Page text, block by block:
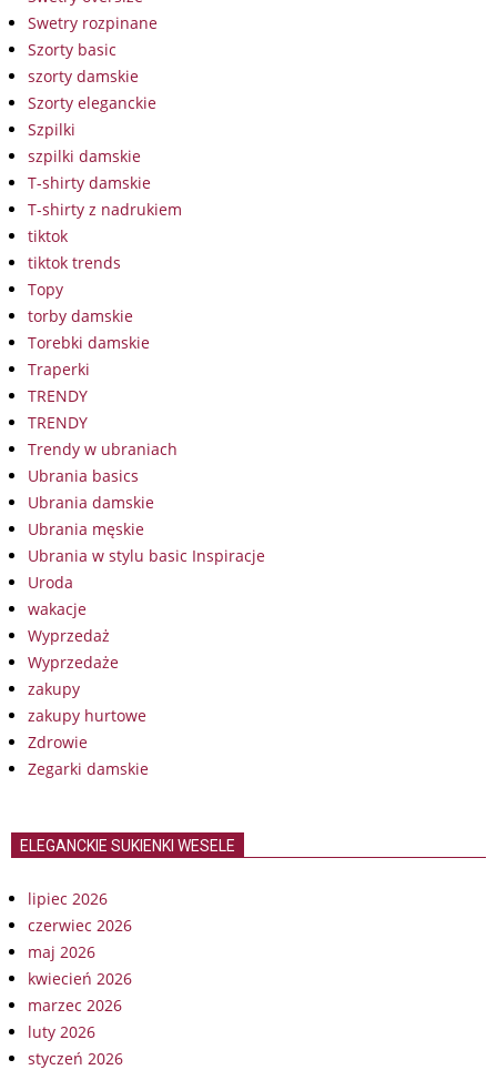
Swetry rozpinane
Szorty basic
szorty damskie
Szorty eleganckie
Szpilki
szpilki damskie
T-shirty damskie
T-shirty z nadrukiem
tiktok
tiktok trends
Topy
torby damskie
Torebki damskie
Traperki
TRENDY
TRENDY
Trendy w ubraniach
Ubrania basics
Ubrania damskie
Ubrania męskie
Ubrania w stylu basic Inspiracje
Uroda
wakacje
Wyprzedaż
Wyprzedaże
zakupy
zakupy hurtowe
Zdrowie
Zegarki damskie
ELEGANCKIE SUKIENKI WESELE
lipiec 2026
czerwiec 2026
maj 2026
kwiecień 2026
marzec 2026
luty 2026
styczeń 2026